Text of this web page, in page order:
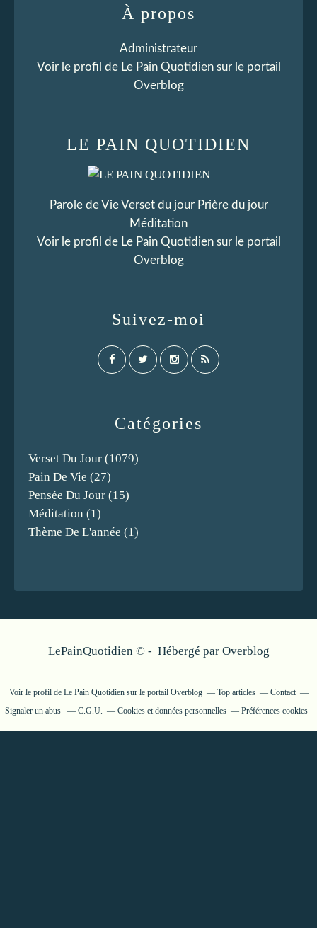
Catégories
Verset Du Jour (1079)
Pain De Vie (27)
Pensée Du Jour (15)
Méditation (1)
Thème De L'année (1)
LE PAIN QUOTIDIEN
Parole de Vie Verset du jour Prière du jour
Méditation
Voir le profil de Le Pain Quotidiensur le portail
Overblog
Suivez-moi
À propos
Administrateur
Voir le profil de Le Pain Quotidiensur le portail
Overblog
LePainQuotidien © - Hébergé par Overblog
Voir le profil de Le Pain Quotidiensur le portail Overblog Top articles
Contact
Signaler un abus
C.G.U. Cookies et données personnelles Préférences cookies